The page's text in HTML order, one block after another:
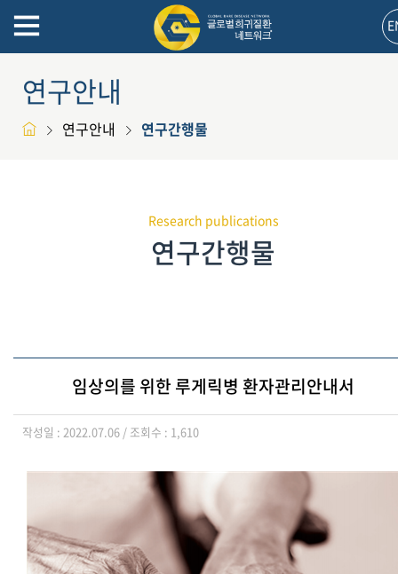
연구안내
연구안내 연구간행물
Research publications
연구간행물
임상의를 위한 루게릭병 환자관리안내서
작성일 : 2022.07.06 / 조회수 : 1,610